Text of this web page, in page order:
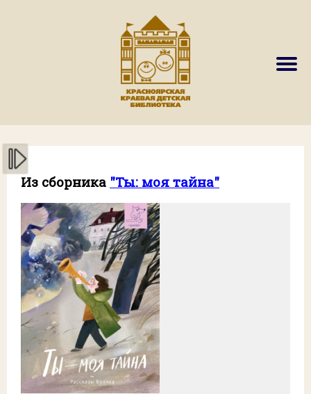
Из сборника "Ты: моя тайна"